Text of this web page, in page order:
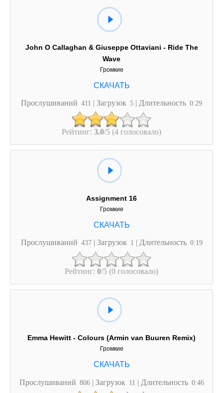
John O Callaghan & Giuseppe Ottaviani - Ride The
Wave
Громкие
Прослушиваний 411 | Загрузок 5 | Длительность 0:29
Рейтинг: 3.0/5 (4 голосовало)
Assignment 16
Громкие
Прослушиваний 437 | Загрузок 1 | Длительность 0:19
Рейтинг: 0/5 (0 голосовало)
Emma Hewitt - Colours (Armin van Buuren Remix)
Громкие
Прослушиваний 806 | Загрузок 11 | Длительность 0:46